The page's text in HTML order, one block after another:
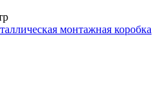
монтажная коробка